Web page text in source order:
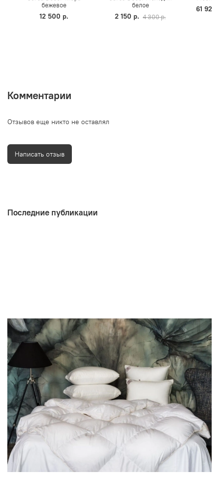
бежевое
12 500 р.
белое
2 150 р. 4 300 р.
61 920
Комментарии
Отзывов еще никто не оставлял
Написать отзыв
Последние публикации